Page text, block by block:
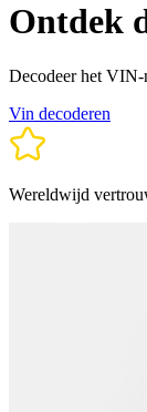
Ontdek
Decodeer het VIN-
Vin decoderen
Wereldwijd